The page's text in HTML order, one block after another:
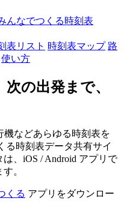
んなでつくる時刻表
表リスト 時刻表マップ 路
使い方
の出発まで、
機などあらゆる時刻表を
る時刻表データ共有サイ
、iOS / Android アプリで
。
くる アプリをダウンロー